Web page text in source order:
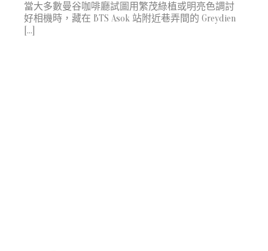
當大多數曼谷咖啡廳試圖用繁茂綠植或明亮色調討
好相機時，藏在 BTS Asok 站附近巷弄間的 Greydien
[…]